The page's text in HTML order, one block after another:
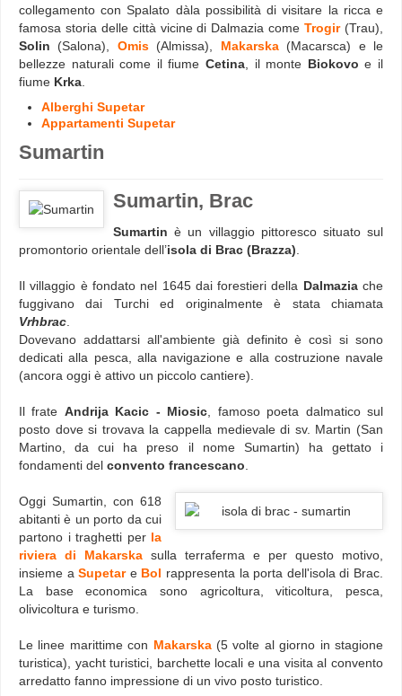
collegamento con Spalato dàla possibilità di visitare la ricca e
famosa storia delle città vicine di Dalmazia comeTrogir (Trau),
Solin (Salona), Omis (Almissa), Makarska (Macarsca) e le
bellezze naturali come il fiume Cetina , il monte Biokovoe il
fiume Krka
Alberghi Supetar
Appartamenti Supetar
Sumartin
Sumartin, Brac
Sumartinè un villaggio pittoresco situato sul
promontorio orientale dell’isola di Brac (Brazza)
Il villaggio è fondato nel 1645 dai forestieri della Dalmaziache
fuggivano dai Turchi ed originalmente è stata chiamata
Vrhbrac
Dovevano addattarsi all'ambiente già definito è così si sono
dedicati alla pesca, alla navigazione e alla costruzione navale
(ancora oggi è attivo un piccolo cantiere).
Il frate Andrija Kacic - Miosic , famoso poeta dalmatico sul
posto dove si trovava la cappella medievale di sv. Martin (San
Martino, da cui ha preso il nome Sumartin) ha gettato i
fondamenti del convento francescano
Oggi Sumartin, con 618
abitanti è un porto da cui
partono i traghetti per la
riviera di Makarska sulla terraferma e per questo motivo,
insieme aSupetare Bol rappresenta la porta dell'isola di Brac.
La base economica sono agricoltura, viticoltura, pesca,
olivicoltura e turismo.
Le linee marittime con Makarska (5 volte al giorno in stagione
turistica), yacht turistici, barchette locali e una visita al convento
arredatto fanno impressione di un vivo posto turistico.